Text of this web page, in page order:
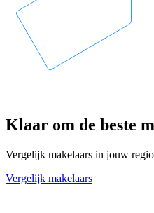
Klaar om de beste
Vergelijk makelaars in jouw
Vergelijk makelaars